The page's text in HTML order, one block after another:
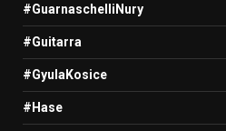
#GuarnaschelliNury
#Guitarra
#GyulaKosice
#Hase